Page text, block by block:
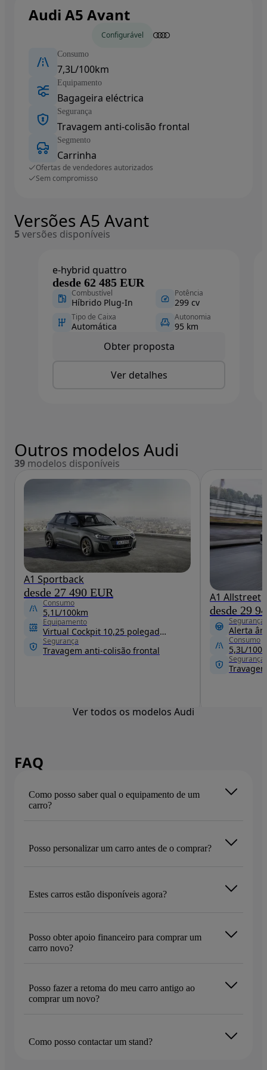
Audi A5 Avant
Configurável
Consumo
7,3L/100km
Equipamento
Bagageira eléctrica
Segurança
Travagem anti-colisão frontal
Segmento
Carrinha
Ofertas de vendedores autorizados
Sem compromisso
Versões A5 Avant
5versões disponíveis
e-hybrid quattro
desde 62 485 EUR
Combustível
Híbrido Plug-In
Potência
299 cv
Tipo de Caixa
Automática
Autonomia
95 km
Obter proposta
Ver detalhes
Outros modelos Audi
39 modelos disponíveis
A1 Sportback
desde 27 490 EUR
Consumo
5,1L/100km
Equipamento
Virtual Cockpit 10,25 polegadas
Segurança
Travagem anti-colisão frontal
A1 Allstreet
desde 29
Segurança
Alerta
Consumo
5,3L/
Segurança
Ver todos os modelos Audi
FAQ
Como posso saber qual o equipamento de um
carro?
Posso personalizar um carro antes de o comprar?
Estes carros estão disponíveis agora?
Posso obter apoio financeiro para comprar um
carro novo?
Posso fazer a retoma do meu carro antigo ao
comprar um novo?
Como posso contactar um stand?